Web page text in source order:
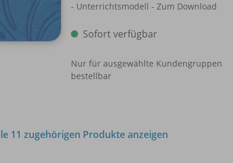
- Unterrichtsmodell - Zum Download
Sofort verfügbar
Nur für ausgewählte Kundengruppen
bestellbar
11 zugehörigen Produkte anzeigen